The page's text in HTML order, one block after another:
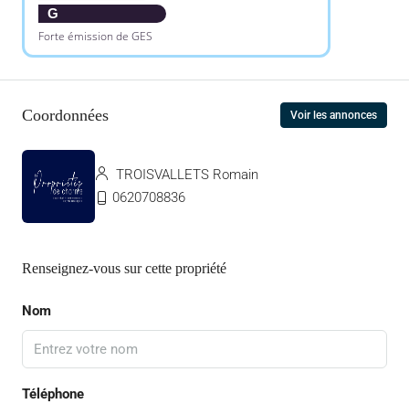
G
Forte émission de GES
Coordonnées Voir les annonces
TROISVALLETS Romain
0620708836
Renseignez-vous sur cette propriété
Nom
Téléphone